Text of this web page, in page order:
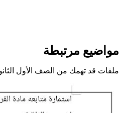
مواضيع مرتبطة
ملفات قد تهمك من الصف الأول